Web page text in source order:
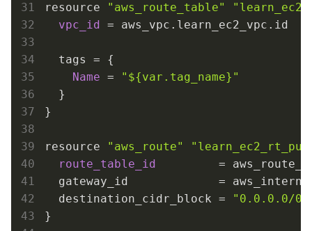
resource
"aws_route_table"
vpc_id
= aws_vpc.learn_ec2_vpc.id
  tags = {
Name = " ${var.tag_name} "
  }
}
resource "aws_route"
route_table_id
=
gateway_id             =
  destination_cidr_block =
"0.0.0.0/0"
}